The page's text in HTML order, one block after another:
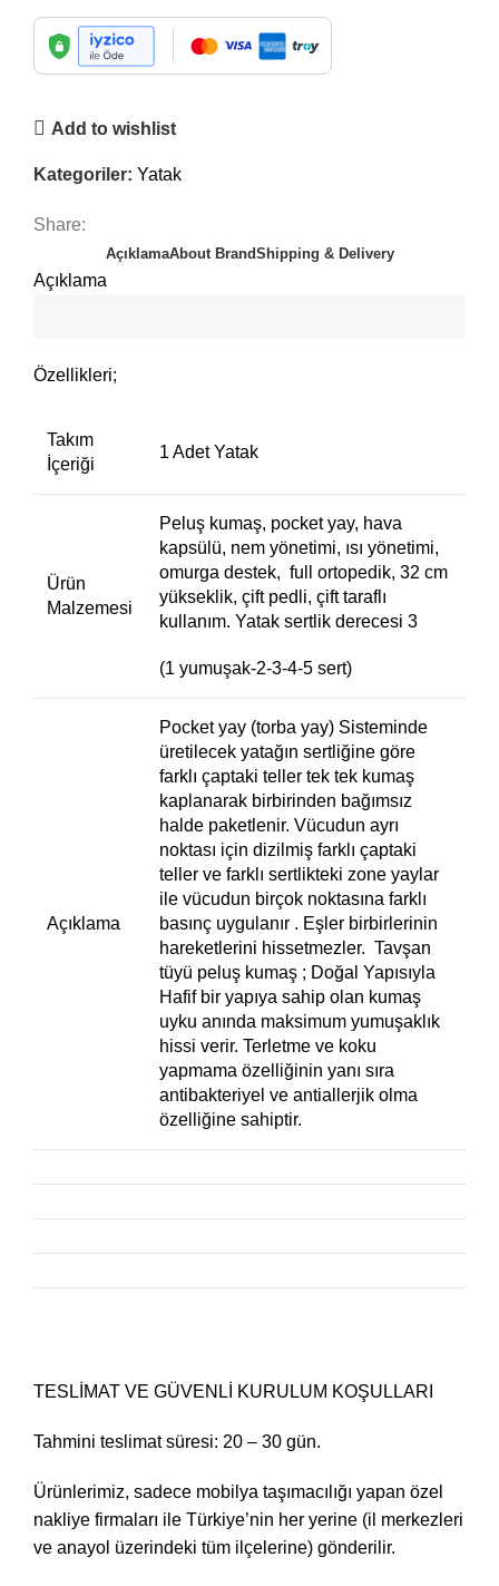
Add to wishlist
Kategoriler: Yatak
Share:
AçıklamaAbout BrandShipping & Delivery
Açıklama
Özellikleri;
Takım
İçeriği
1 Adet Yatak
Ürün
Malzemesi
Peluş kumaş, pocket yay, hava
kapsülü, nem yönetimi, ısı yönetimi,
omurga destek, full ortopedik, 32 cm
yükseklik, çift pedli, çift taraflı
kullanım. Yatak sertlik derecesi 3
(1 yumuşak-2-3-4-5 sert)
Açıklama
Pocket yay (torba yay) Sisteminde
üretilecek yatağın sertliğine göre
farklı çaptaki teller tek tek kumaş
kaplanarak birbirinden bağımsız
halde paketlenir. Vücudun ayrı
noktası için dizilmiş farklı çaptaki
teller ve farklı sertlikteki zone yaylar
ile vücudun birçok noktasına farklı
basınç uygulanır . Eşler birbirlerinin
hareketlerini hissetmezler. Tavşan
tüyü peluş kumaş ; Doğal Yapısıyla
Hafif bir yapıya sahip olan kumaş
uyku anında maksimum yumuşaklık
hissi verir. Terletme ve koku
yapmama özelliğinin yanı sıra
antibakteriyel ve antiallerjik olma
özelliğine sahiptir.
TESLİMAT VE GÜVENLİ KURULUM KOŞULLARI
Tahmini teslimat süresi: 20 – 30 gün.
Ürünlerimiz, sadece mobilya taşımacılığı yapan özel
nakliye firmaları ile Türkiye’nin her yerine (il merkezleri
ve anayol üzerindeki tüm ilçelerine) gönderilir.